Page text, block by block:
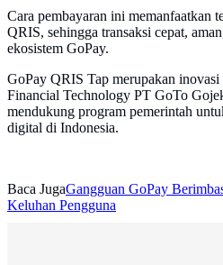
Cara pembayaran ini memanfaatkan
QRIS, sehingga transaksi cepat,
ekosistem GoPay.
GoPay QRIS Tap merupakan
Financial Technology PT GoTo
mendukung program pemerintah
digital di Indonesia.
Baca JugaGangguan GoPay
Keluhan Pengguna